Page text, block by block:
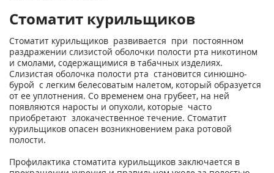
Стоматит курильщиков
Стоматит курильщиков развивается при постоянном
раздражении слизистой оболочки полости рта никотином
и смолами, содержащимися в табачных изделиях.
Слизистая оболочка полости рта становится синюшно-
бурой с легким белесоватым налетом, который образуется
от ее уплотнения. Со временем она грубеет, на ней
появляются наросты и опухоли, которые часто
приобретают злокачественное течение. Стоматит
курильщиков опасен возникновением рака ротовой
полости.
Профилактика стоматита курильщиков заключается в